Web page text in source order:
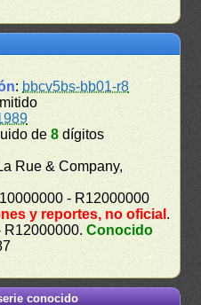
: bbcv5bs-bb01-r8
de8 dígitos
Rue & Company,
- R12000000
y reportes, no oficial .
R12000000.Conocido
conocido